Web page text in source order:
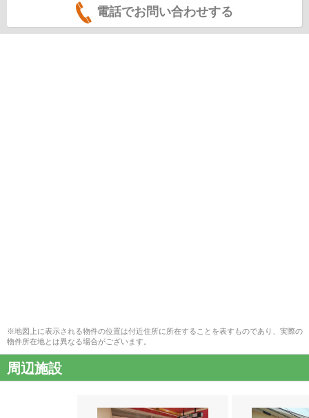
電話でお問い合わせする
※地図上に表示される物件の位置は付近住所に所在することを表すものであり、実際の
物件所在地とは異なる場合がございます。
周辺施設